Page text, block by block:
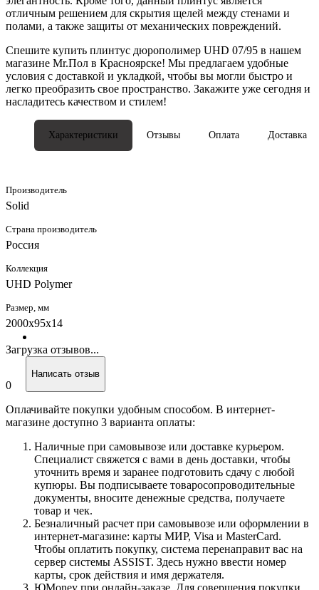
отличным решением для скрытия щелей между стенами и
полами, а также защиты от механических повреждений.
Спешите купить плинтус дюрополимер UHD 07/95 в нашем
магазине Mr.Пол в Красноярске! Мы предлагаем удобные
условия с доставкой и укладкой, чтобы вы могли быстро и
легко преобразить свое пространство. Закажите уже сегодня и
насладитесь качеством и стилем!
Характеристики Отзывы Оплата Доставка
Производитель
Solid
Страна производитель
Россия
Коллекция
UHD Polymer
Размер, мм
2000x95x14
Загрузка отзывов...
0
Написать отзыв
Оплачивайте покупки удобным способом. В интернет-
магазине доступно 3 варианта оплаты:
Наличные при самовывозе или доставке курьером.
Специалист свяжется с вами в день доставки, чтобы
уточнить время и заранее подготовить сдачу с любой
купюры. Вы подписываете товаросопроводительные
документы, вносите денежные средства, получаете
товар и чек.
Безналичный расчет при самовывозе или оформлении в
интернет-магазине: карты МИР, Visa и MasterCard.
Чтобы оплатить покупку, система перенаправит вас на
сервер системы ASSIST. Здесь нужно ввести номер
карты, срок действия и имя держателя.
ЮMoney при онлайн-заказе. Для совершения покупки